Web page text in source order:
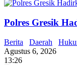
Polres Gresik
Berita Daerah
Agustus 6, 2026
13:26